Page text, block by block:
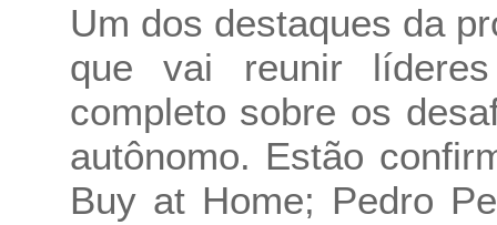
Um dos destaques da
que vai reunir
completo sobre os
autônomo. Estão
Buy at Home; Pedro